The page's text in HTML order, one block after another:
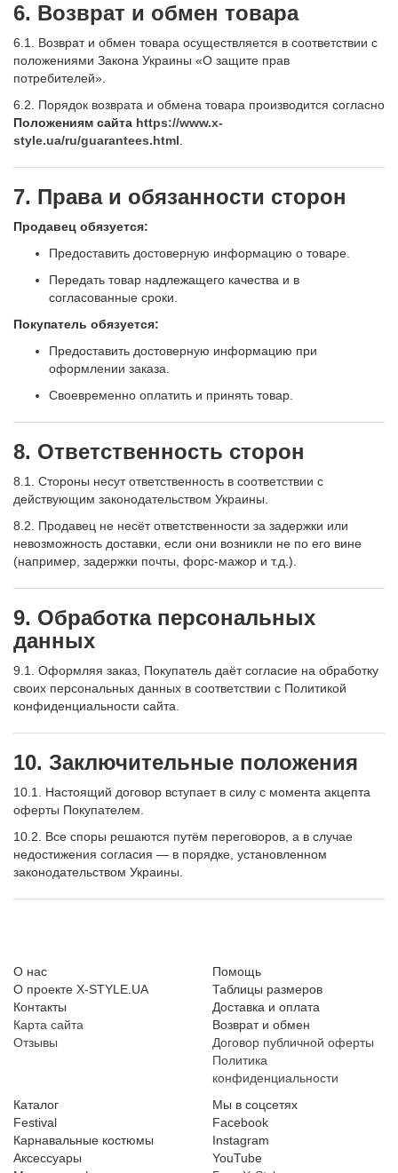
6. Возврат и обмен товара
6.1. Возврат и обмен товара осуществляется в соответствии с
положениями Закона Украины «О защите прав
потребителей».
6.2. Порядок возврата и обмена товара производится согласно
Положениям сайта https://www.x-
style.ua/ru/guarantees.html.
7. Права и обязанности сторон
Продавец обязуется:
Предоставить достоверную информацию о товаре.
Передать товар надлежащего качества и в
согласованные сроки.
Покупатель обязуется:
Предоставить достоверную информацию при
оформлении заказа.
Своевременно оплатить и принять товар.
8. Ответственность сторон
8.1. Стороны несут ответственность в соответствии с
действующим законодательством Украины.
8.2. Продавец не несёт ответственности за задержки или
невозможность доставки, если они возникли не по его вине
(например, задержки почты, форс-мажор и т.д.).
9. Обработка персональных
данных
9.1. Оформляя заказ, Покупатель даёт согласие на обработку
своих персональных данных в соответствии с Политикой
конфиденциальности сайта.
10. Заключительные положения
10.1. Настоящий договор вступает в силу с момента акцепта
оферты Покупателем.
10.2. Все споры решаются путём переговоров, а в случае
недостижения согласия — в порядке, установленном
законодательством Украины.
О нас
О проекте X-STYLE.UA
Контакты
Карта сайта
Отзывы
Помощь
Таблицы размеров
Доставка и оплата
Возврат и обмен
Договор публичной оферты
Политика
конфиденциальности
Каталог
Festival
Карнавальные костюмы
Аксессуары
Мы в соцсетях
Facebook
Instagram
YouTube